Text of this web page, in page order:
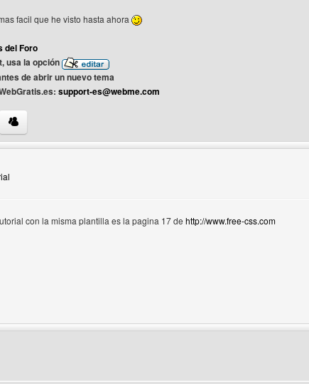
facil que he visto hasta ahora
del Foro
usa la opción
de abrir un nuevo tema
support-es@webme.com
help-4-pwg
con la misma plantilla es la pagina 17 de http://www.free-css.com
xlosmaspro